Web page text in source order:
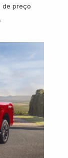
de preço